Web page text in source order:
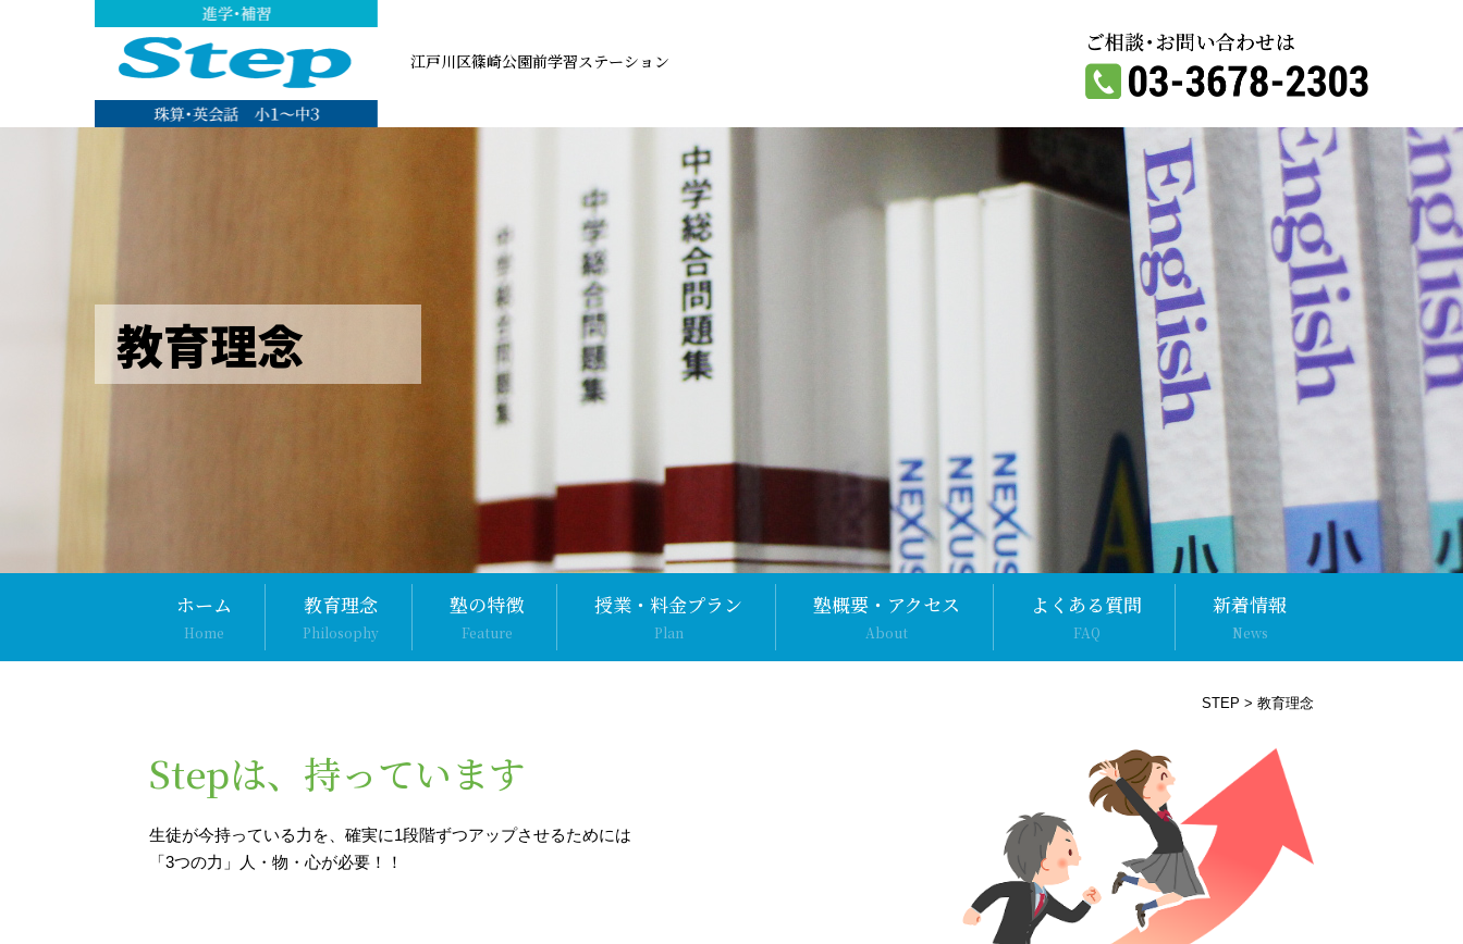
江戸川区篠崎公園前学習ステーション
教育理念
ホーム
Home
教育理念
Philosophy
塾の特徴
Feature
授業・料金プラン
Plan
塾概要・アクセス
About
よくある質問
FAQ
新着情報
News
STEP > 教育理念
Stepは、持っています
生徒が今持っている力を、確実に1段階ずつアップさせるためには
「3つの力」人・物・心が必要！！